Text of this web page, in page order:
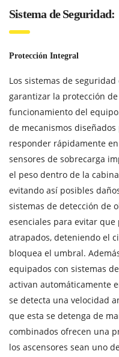
Sistema de Seguridad:
Protección Integral
Los sistemas de
garantizar la protección
funcionamiento del
de mecanismos
responder rápidamente
sensores de sobrecarga
el peso dentro de la
evitando así posibles
sistemas de detección de
esenciales para evitar
atrapados, deteniendo el
bloquea el umbral.
equipados con sistemas
activan automáticamente
se detecta una velocidad
que esta se detenga de
combinados ofrecen una
los ascensores sean uno